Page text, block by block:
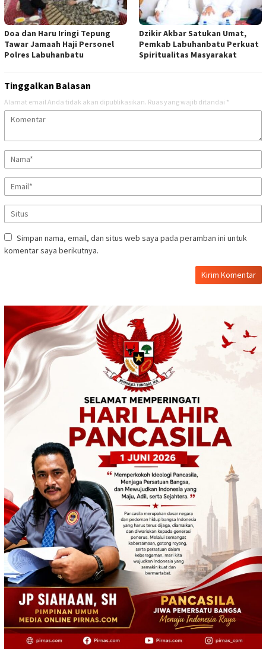
Doa dan Haru Iringi Tepung
Tawar Jamaah Haji Personel
Polres Labuhanbatu
Dzikir Akbar Satukan Umat,
Pemkab Labuhanbatu Perkuat
Spiritualitas Masyarakat
Tinggalkan Balasan
Alamat email Anda tidak akan dipublikasikan. Ruas yang wajib ditandai *
Simpan nama, email, dan situs web saya pada peramban ini untuk
komentar saya berikutnya.